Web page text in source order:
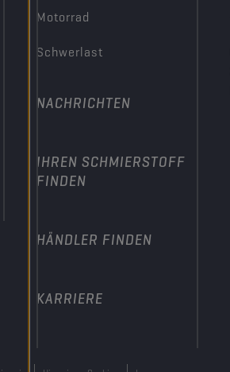
Motorrad
Schwerlast
NACHRICHTEN
IHREN SCHMIERSTOFF
FINDEN
HÄNDLER FINDEN
KARRIERE